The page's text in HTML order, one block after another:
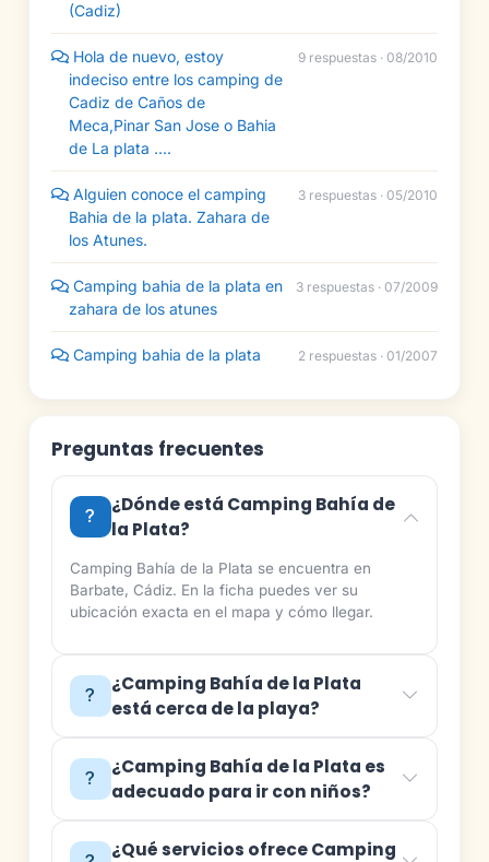
(Cadiz)
Hola de nuevo, estoy
indeciso entre los camping de
Cadiz de Caños de
Meca,Pinar San Jose o Bahia
de La plata ....
9 respuestas · 08/2010
Alguien conoce el camping
Bahia de la plata. Zahara de
los Atunes.
3 respuestas · 05/2010
Camping bahia de la plata en
zahara de los atunes
3 respuestas · 07/2009
Camping bahia de la plata 2 respuestas · 01/2007
Preguntas frecuentes
¿Dónde está Camping Bahía de
la Plata?
Camping Bahía de la Plata se encuentra en
Barbate, Cádiz. En la ficha puedes ver su
ubicación exacta en el mapa y cómo llegar.
¿Camping Bahía de la Plata
está cerca de la playa?
¿Camping Bahía de la Plata es
adecuado para ir con niños?
¿Qué servicios ofrece Camping